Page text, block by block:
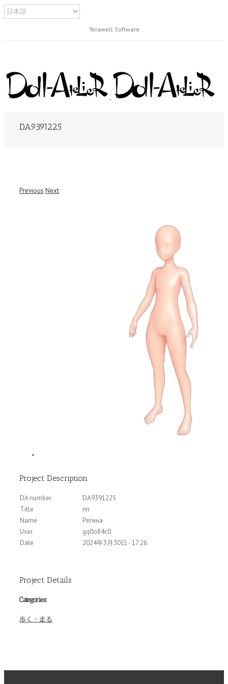
Terawell Software
DA9391225
Previous Next
Project Description
DA number
DA9391225
Title
пп
Name
Регина
User
gq0o84c0
Date
2024年3月30日 - 17:26
Project Details
Categories:
歩く・走る